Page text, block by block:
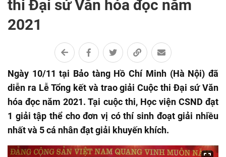
thi Đại sứ Văn hóa đọc năm
2021
Ngày 10/11 tại Bảo tàng Hồ Chí Minh (Hà Nội) đã
diễn ra Lễ Tổng kết và trao giải Cuộc thi Đại sứ Văn
hóa đọc năm 2021. Tại cuộc thi, Học viện CSND đạt
1 giải tập thể cho đơn vị có thí sinh đoạt giải nhiều
nhất và 5 cá nhân đạt giải khuyến khích.